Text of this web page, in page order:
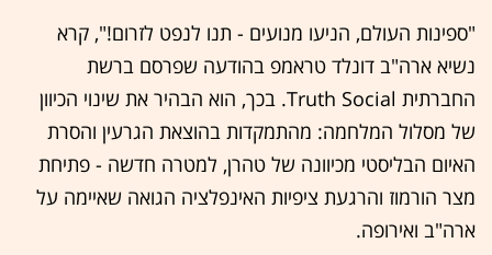
"ספינות העולם, הניעו מנועים - תנו לנפט לזרום!", קרא
נשיא ארה"ב דונלד טראמפ בהודעה שפרסם ברשת
החברתית Truth Social. בכך, הוא הבהיר את שינוי הכיוון
של מסלול המלחמה: מהתמקדות בהוצאת הגרעין והסרת
האיום הבליסטי מכיוונה של טהרן, למטרה חדשה - פתיחת
מצר הורמוז והרגעת ציפיות האינפלציה הגואה שאיימה על
ארה"ב ואירופה.